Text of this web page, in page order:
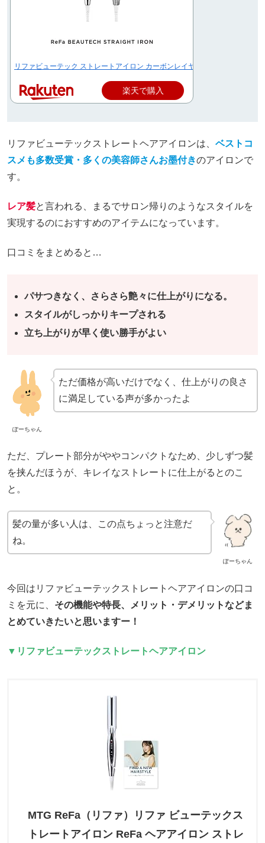
リファビューテック ストレートアイロン カーボンレイヤープレート ReFa
楽天で購入
リファビューテックストレートヘアアイロンは、 ベストコ
スメも多数受賞・多くの美容師さんお墨付きのアイロンで
す。
レア髪と言われる、まるでサロン帰りのようなスタイルを
実現するのにおすすめのアイテムになっています。
口コミをまとめると…
パサつきなく、さらさら艶々に仕上がりになる。
スタイルがしっかりキープされる
立ち上がりが早く使い勝手がよい
ぽーちゃん
ただ価格が高いだけでなく、仕上がりの良さ
に満足している声が多かったよ
ただ、プレート部分がややコンパクトなため、少しずつ髪
を挟んだほうが、キレイなストレートに仕上がるとのこ
と。
ぽーちゃん
髪の量が多い人は、この点ちょっと注意だ
ね。
今回はリファビューテックストレートヘアアイロンの口コ
ミを元に、 その機能や特長、メリット・デメリットなどま
とめていきたいと思いますー！
▼リファビューテックストレートヘアアイロン
MTG ReFa（リファ）リファ ビューテックス
トレートアイロン ReFa ヘアアイロン ストレ